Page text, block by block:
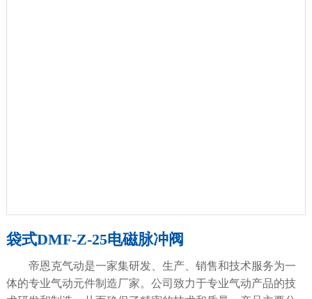
袋式DMF-Z-25电磁脉冲阀
帝恩克气动是一家集研发、生产、销售和技术服务为一
体的专业气动元件制造厂家。公司致力于专业气动产品的技